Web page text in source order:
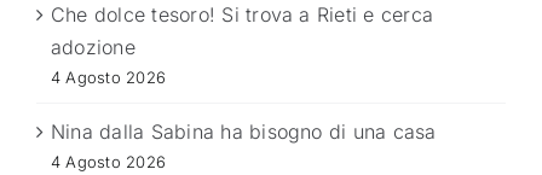
Che dolce tesoro! Si trova a Rieti e cerca
adozione
4 Agosto 2026
Nina dalla Sabina ha bisogno di una casa
4 Agosto 2026